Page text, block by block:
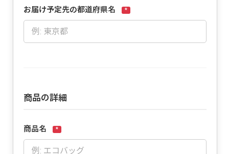
お届け予定先の都道府県名 *
商品の詳細
商品名 *